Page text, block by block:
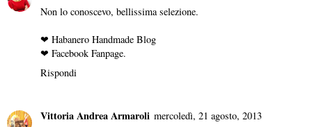
Non lo conoscevo, bellissima selezione.
❤ Habanero Handmade Blog
❤ Facebook Fanpage.
Rispondi
Vittoria Andrea Armaroli mercoledì, 21 agosto, 2013